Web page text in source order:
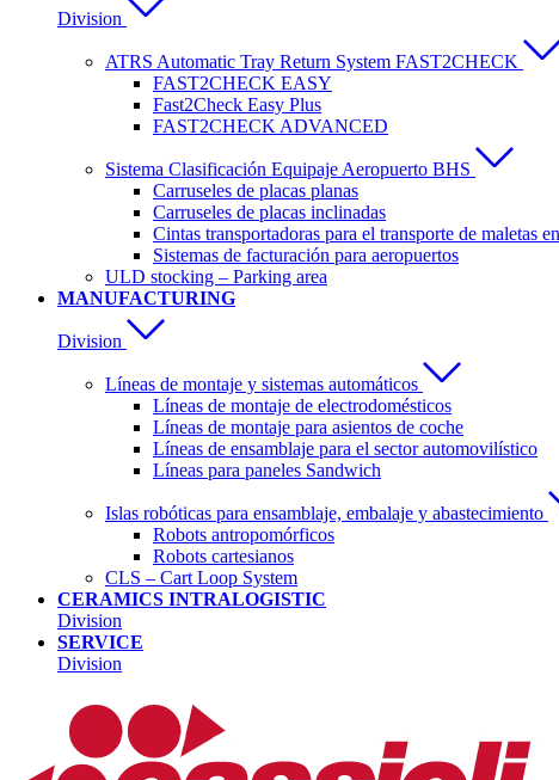
Division
ATRS Automatic Tray Return System FAST2CHECK
FAST2CHECK EASY
Fast2Check Easy Plus
FAST2CHECK ADVANCED
Sistema Clasificación Equipaje Aeropuerto BHS
Carruseles de placas planas
Carruseles de placas inclinadas
Cintas transportadoras para el transporte de maletas
Sistemas de facturación para aeropuertos
ULD stocking – Parking area
MANUFACTURING
Division
Líneas de montaje y sistemas automáticos
Líneas de montaje de electrodomésticos
Líneas de montaje para asientos de coche
Líneas de ensamblaje para el sector automovilístico
Líneas para paneles Sandwich
Islas robóticas para ensamblaje, embalaje y abastecimiento
Robots antropomórficos
Robots cartesianos
CLS – Cart Loop System
CERAMICS INTRALOGISTIC
Division
SERVICE
Division